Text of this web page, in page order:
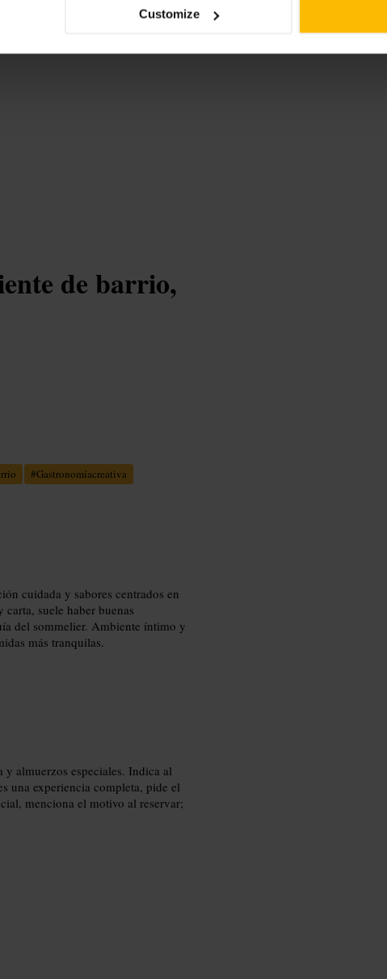
Customize
de barrio,
#Gastronomíacreativa
cuidada y sabores centrados en
suele haber buenas
del sommelier. Ambiente íntimo y
más tranquilas.
y almuerzos especiales. Indica al
una experiencia completa, pide el
menciona el motivo al reservar;